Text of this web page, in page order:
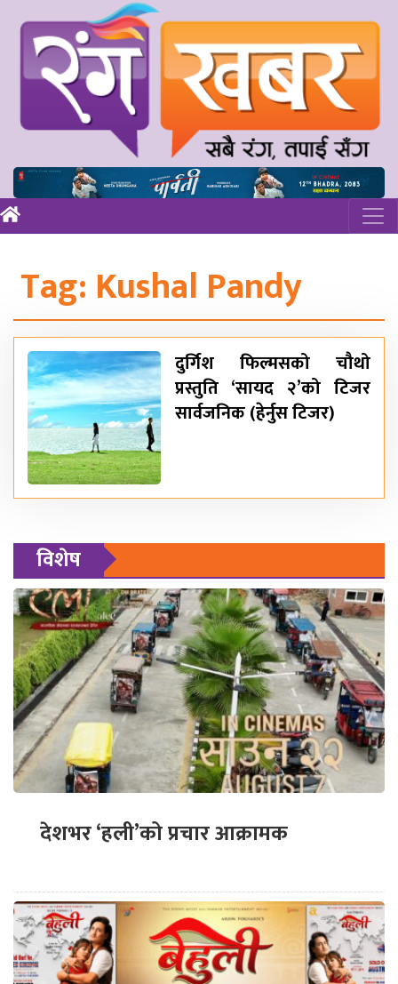
Tag: Kushal Pandy
दुर्गिश फिल्मसको चौथो
प्रस्तुति ‘सायद २’को टिजर
सार्वजनिक (हेर्नुस टिजर)
विशेष
देशभर ‘हली’को प्रचार आक्रामक